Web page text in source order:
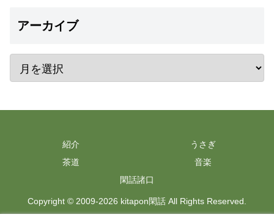
アーカイブ
紹介
うさぎ
茶道
音楽
閑話諸口
Copyright © 2009-2026 kitapon閑話 All Rights Reserved.